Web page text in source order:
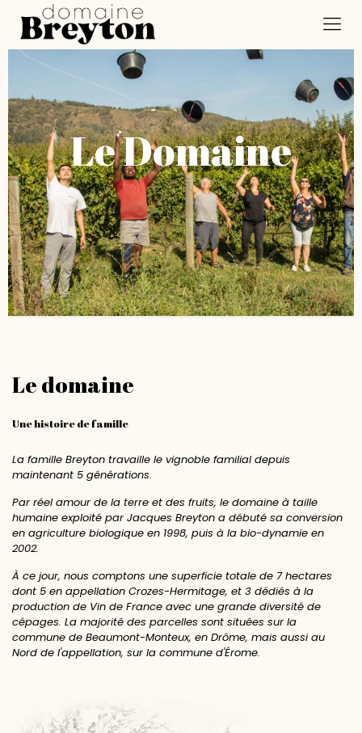
Le Domaine
Le domaine
Une histoire de famille
La famille Breyton travaille le vignoble familial depuis
maintenant 5 générations.
Par réel amour de la terre et des fruits, le domaine à taille
humaine exploité par Jacques Breyton a débuté sa conversion
en agriculture biologique en 1998, puis à la bio-dynamie en
2002.
À ce jour, nous comptons une superficie totale de 7 hectares
dont 5 en appellation Crozes-Hermitage, et 3 dédiés à la
production de Vin de France avec une grande diversité de
cépages. La majorité des parcelles sont situées sur la
commune de Beaumont-Monteux, en Drôme, mais aussi au
Nord de l'appellation, sur la commune d'Érome.